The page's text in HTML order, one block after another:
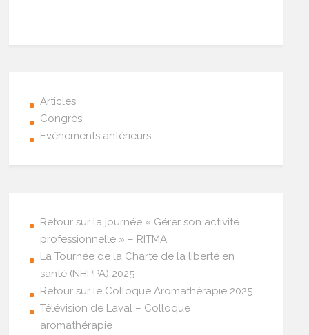
Articles
Congrès
Événements antérieurs
Retour sur la journée « Gérer son activité
professionnelle » – RITMA
La Tournée de la Charte de la liberté en
santé (NHPPA) 2025
Retour sur le Colloque Aromathérapie 2025
Télévision de Laval – Colloque
aromathérapie